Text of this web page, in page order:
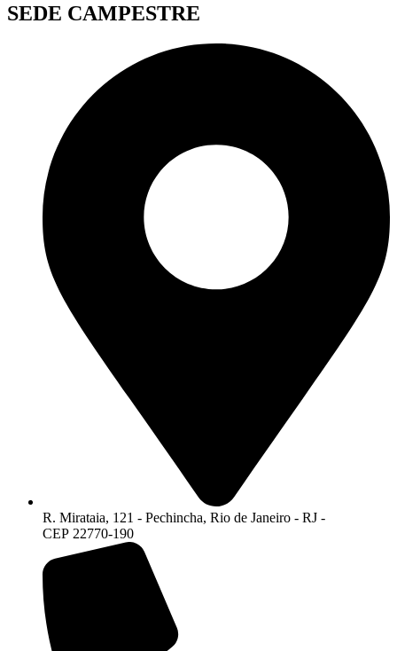
SEDE CAMPESTRE
R. Mirataia, 121 - Pechincha, Rio de Janeiro - RJ -
CEP 22770-190